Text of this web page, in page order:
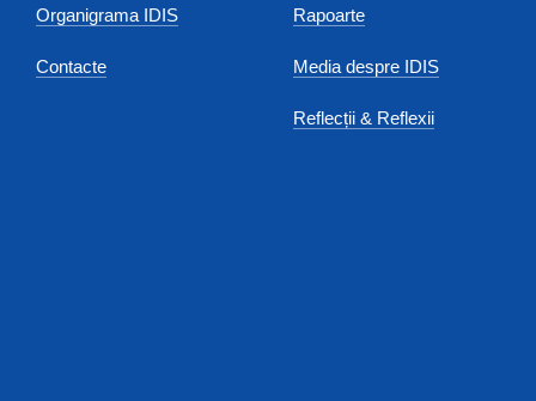
Organigrama IDIS
Contacte
Rapoarte
Media despre IDIS
Reflecții & Reflexii